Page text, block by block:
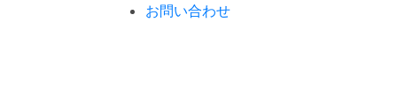
お問い合わせ